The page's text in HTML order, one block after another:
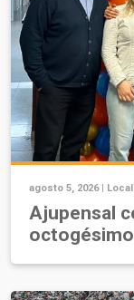
agosto 5, 2026 |
Ajupensal